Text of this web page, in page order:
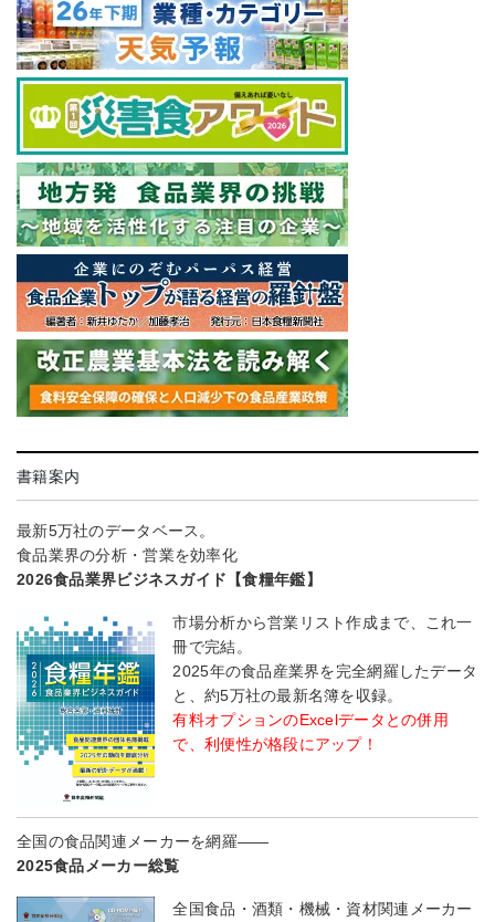
書籍案内
最新5万社のデータベース。
食品業界の分析・営業を効率化
2026食品業界ビジネスガイド【食糧年鑑】
市場分析から営業リスト作成まで、これ一
冊で完結。
2025年の食品産業界を完全網羅したデータ
と、約5万社の最新名簿を収録。
有料オプションのExcelデータとの併用
で、利便性が格段にアップ！
全国の食品関連メーカーを網羅――
2025食品メーカー総覧
全国食品・酒類・機械・資材関連メーカー